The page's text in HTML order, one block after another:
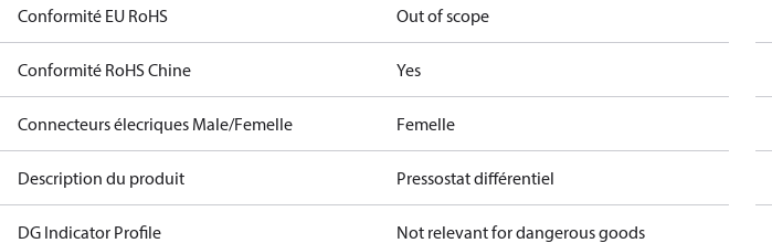
Conformité EU RoHS Out of scope
Conformité RoHS Chine Yes
Connecteurs élecriques Male/Femelle Femelle
Description du produit Pressostat différentiel
DG Indicator Profile Not relevant for dangerous goods